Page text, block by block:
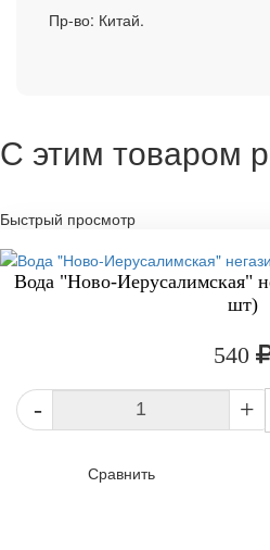
Пр-во: Китай.
С этим товаром
Быстрый просмотр
Вода "Ново-Иерусалимская"
шт)
540
- +
Сравнить